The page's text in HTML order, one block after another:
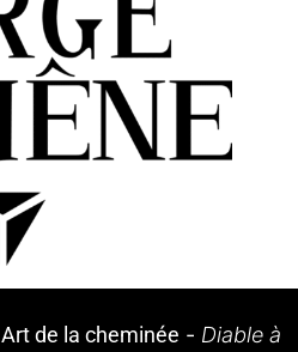
Art de la cheminée - Diable à